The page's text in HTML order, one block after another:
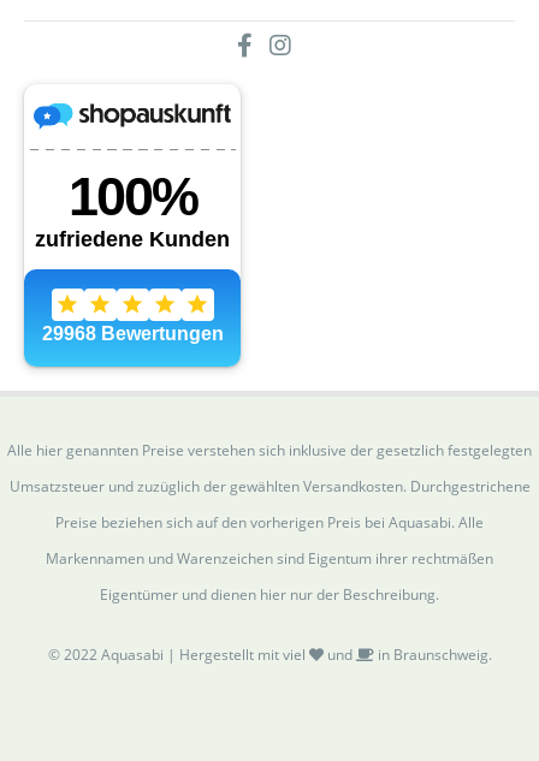
Alle hier genannten Preise verstehen sich inklusive der gesetzlich festgelegten
Umsatzsteuer und zuzüglich der gewählten Versandkosten. Durchgestrichene
Preise beziehen sich auf den vorherigen Preis bei Aquasabi. Alle
Markennamen und Warenzeichen sind Eigentum ihrer rechtmäßen
Eigentümer und dienen hier nur der Beschreibung.
© 2022 Aquasabi | Hergestellt mit viel und in Braunschweig.